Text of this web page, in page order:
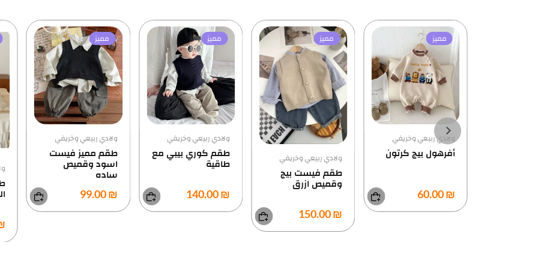
مميز
ولادي ربيعي وخريفي
₪ 150.00
مميز
ولادي ربيعي وخريفي
طقم كوري بيبي مع
طاقية
مميز
ولادي ربيعي وخريفي
طقم مميز فيست
اسود وقميص
₪ 99.00
مميز
ولادي ربيعي وخريفي
البطة